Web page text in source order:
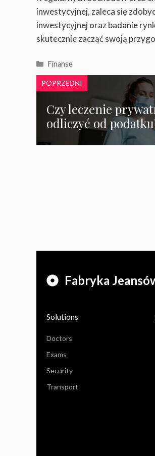
inwestycyjnej, zaleca się
inwestycyjnej oraz badanie
skutecznie zacząć swoją
Kategorie
Finanse
POPRZEDNI
Czy leczenie
odliczyć od
Fabryka
Solutions
Doctors
Exams
Security
Transport